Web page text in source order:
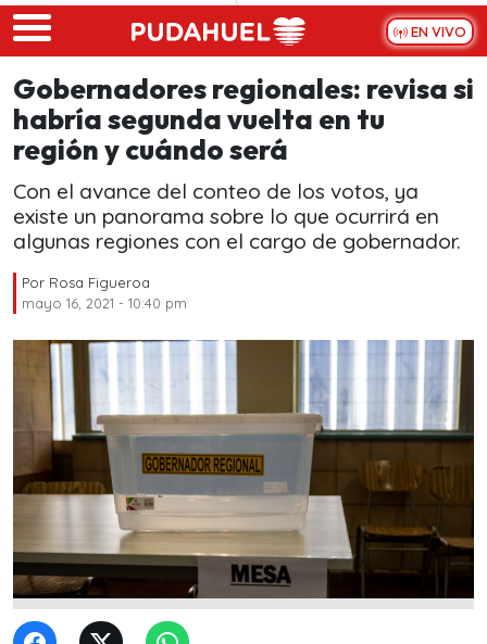
Skip to main content
EN VIVO
Gobernadores regionales: revisa si
habría segunda vuelta en tu
región y cuándo será
Con el avance del conteo de los votos, ya
existe un panorama sobre lo que ocurrirá en
algunas regiones con el cargo de gobernador.
Por Rosa Figueroa
mayo 16, 2021 - 10:40 pm